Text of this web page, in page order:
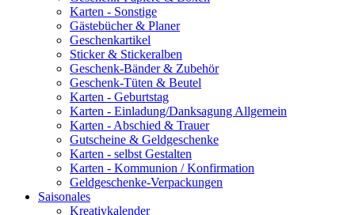
Karten - Sonstige
Gästebücher & Planer
Geschenkartikel
Sticker & Stickeralben
Geschenk-Bänder & Zubehör
Geschenk-Tüten & Beutel
Karten - Geburtstag
Karten - Einladung/Danksagung Allgemein
Karten - Abschied & Trauer
Gutscheine & Geldgeschenke
Karten - selbst Gestalten
Karten - Kommunion / Konfirmation
Geldgeschenke-Verpackungen
Saisonales
Kreativkalender